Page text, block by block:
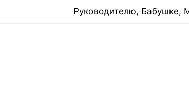
Руководителю,